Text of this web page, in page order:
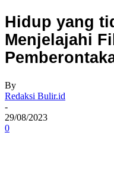
Hidup yang
Menjelajahi
By
Redaksi Bulir.id
-
29/08/2023
0